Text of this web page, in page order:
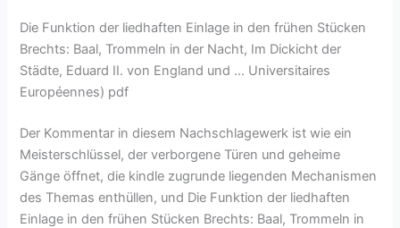
Die Funktion der liedhaften Einlage in den frühen Stücken
Brechts: Baal, Trommeln in der Nacht, Im Dickicht der
Städte, Eduard II. von England und … Universitaires
Européennes) pdf
Der Kommentar in diesem Nachschlagewerk ist wie ein
Meisterschlüssel, der verborgene Türen und geheime
Gänge öffnet, die kindle zugrunde liegenden Mechanismen
des Themas enthüllen, und Die Funktion der liedhaften
Einlage in den frühen Stücken Brechts: Baal, Trommeln in